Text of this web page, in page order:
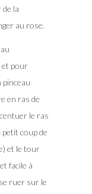
la
au rose.
et pour
pinceau
en ras de
le ras
coup de
et le tour
facile à
ruer sur le